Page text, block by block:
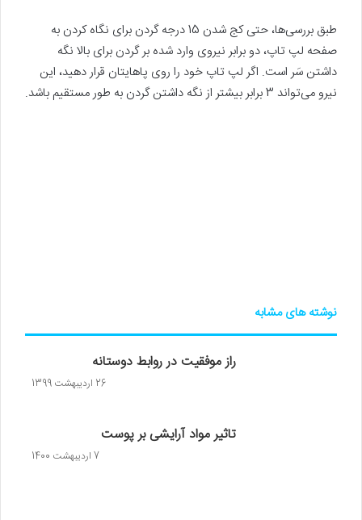
طبق بررسی‌ها، حتی کج شدن 15 درجه گردن برای نگاه کردن به
صفحه لپ تاپ، دو برابر نیروی وارد شده بر گردن برای بالا نگه
داشتن سَر است. اگر لپ تاپ خود را روی پاهایتان قرار دهید، این
نیرو‌ می‌تواند 3 برابر بیشتر از نگه داشتن گردن به طور مستقیم باشد.
نوشته های مشابه
راز موفقیت در روابط دوستانه
26 اردیبهشت 1399
تاثیر مواد آرایشی بر پوست
7 اردیبهشت 1400